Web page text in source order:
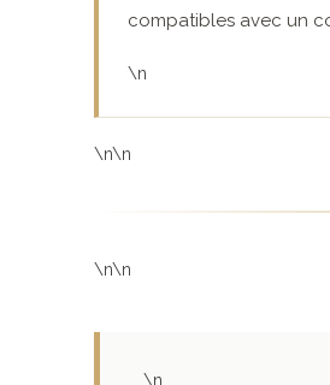
compatibles avec un
\n
\n\n
\n\n
\n